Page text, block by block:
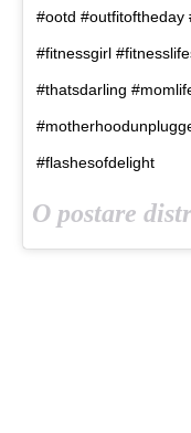
#ootd #outfitoftheday
#fitnessgirl
#thatsdarling
#flashesofdelight
O postare